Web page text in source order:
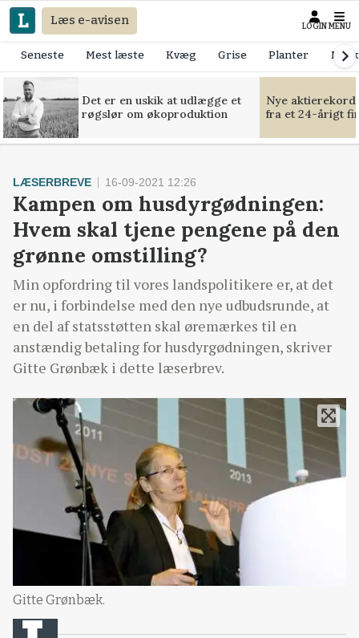
Læs e-avisen LOGIN MENU
Seneste Mest læste Kvæg Grise Planter
Det er en uskik at udlægge et
røgslør om økoproduktion
Nye
fra et 24-årigt
LÆSERBREVE 16-09-2021 12:26
Kampen om husdyrgødningen:
Hvem skal tjene pengene på den
grønne omstilling?
Min opfordring til vores landspolitikere er, at det
er nu, i forbindelse med den nye udbudsrunde, at
en del af statsstøtten skal øremærkes til en
anstændig betaling for husdyrgødningen, skriver
Gitte Grønbæk i dette læserbrev.
Gitte Grønbæk.